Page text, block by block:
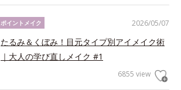
2026/05/07
ポイントメイク
たるみ＆くぼみ！目元タイプ別アイメイク術
｜大人の学び直しメイク #1
6855 view